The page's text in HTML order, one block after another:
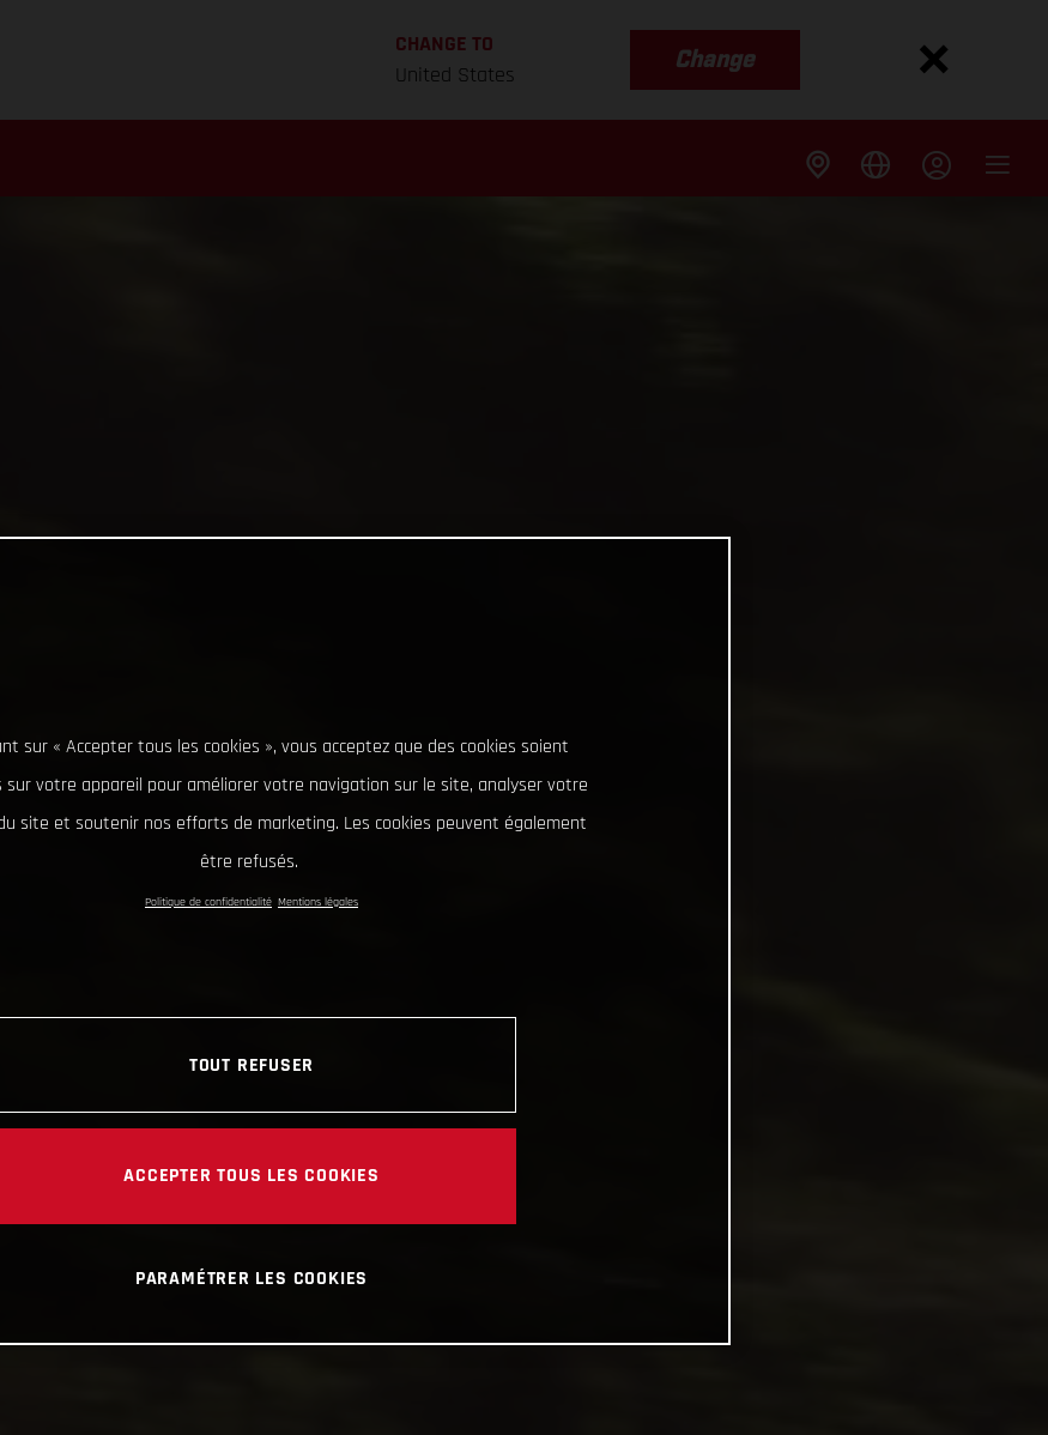
CHANGE TO
United States
Change
sur « Accepter tous les cookies », vous acceptez que des cookies soient
sur votre appareil pour améliorer votre navigation sur le site, analyser votre
site et soutenir nos efforts de marketing. Les cookies peuvent également
être refusés.
Politique de confidentialité Mentions légales
TOUT REFUSER
ACCEPTER TOUS LES COOKIES
PARAMÉTRER LES COOKIES